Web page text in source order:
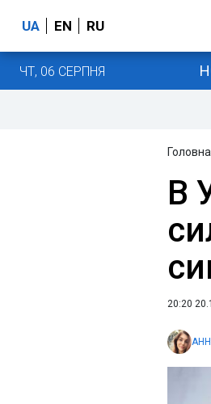
UA EN RU
ЧТ, 06 СЕРПНЯ
Головна
В
20:20